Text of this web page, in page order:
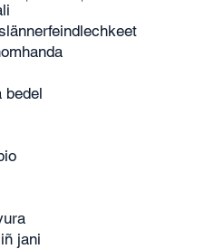
bedel
jani